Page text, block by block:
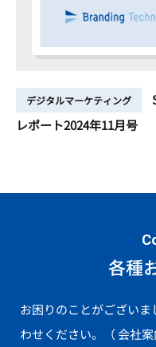
デジタルマーケティング
レポート2024年11月号
各種
お困りのことがござい
わせください。
（ 会社